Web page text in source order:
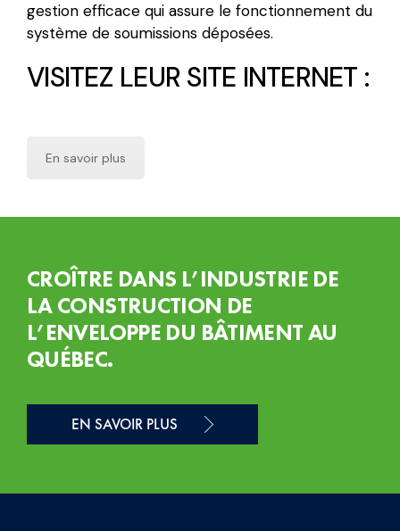
gestion efficace qui assure le fonctionnement du
système de soumissions déposées.
VISITEZ LEUR SITE INTERNET :
En savoir plus
CROÎTRE DANS L’INDUSTRIE DE
LA CONSTRUCTION DE
L’ENVELOPPE DU BÂTIMENT AU
QUÉBEC.
EN SAVOIR PLUS